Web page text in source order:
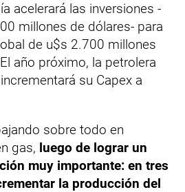
acelerará las inversiones -
millones de dólares- para
de u$s 2.700 millones
año próximo, la petrolera
su Capex a
sobre todo en
gas, luego de lograr un
muy importante: en tres
la producción del